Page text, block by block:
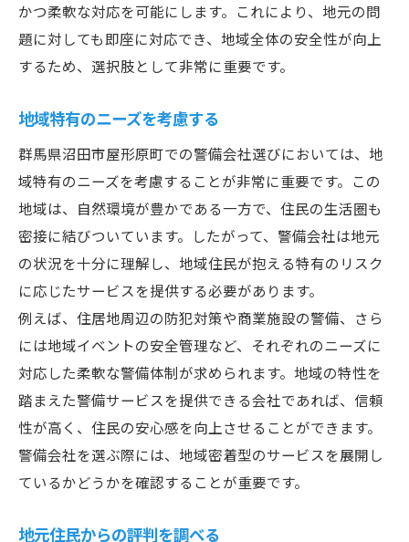
高齢者向け見守りサービスの充実
地域の安全マップの活用
ト
契約内容の事前確認
口コミとレビューの検証
現地調査と無料相談の活用
アフターサービスの有無を確認
トラブル時の対応力を評価
契約後のフォロー体制を確認
地域密着型の警備会社が持つメリットと魅力
地域事情への熟知度
迅速な対応が可能
地元ネットワークの活用
信頼関係の構築のしやすさ
長期的な安心感の提供
地域貢献活動への参加
かつ柔軟な対応を可能にします。これにより、地元の問
題に対しても即座に対応でき、地域全体の安全性が向上
するため、選択肢として非常に重要です。
地域特有のニーズを考慮する
群馬県沼田市屋形原町での警備会社選びにおいては、地
域特有のニーズを考慮することが非常に重要です。この
地域は、自然環境が豊かである一方で、住民の生活圏も
密接に結びついています。したがって、警備会社は地元
の状況を十分に理解し、地域住民が抱える特有のリスク
に応じたサービスを提供する必要があります。
例えば、住居地周辺の防犯対策や商業施設の警備、さら
には地域イベントの安全管理など、それぞれのニーズに
対応した柔軟な警備体制が求められます。地域の特性を
踏まえた警備サービスを提供できる会社であれば、信頼
性が高く、住民の安心感を向上させることができます。
警備会社を選ぶ際には、地域密着型のサービスを展開し
ているかどうかを確認することが重要です。
地元住民からの評判を調べる